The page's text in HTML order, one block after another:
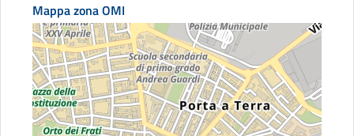
Mappa zona OMI